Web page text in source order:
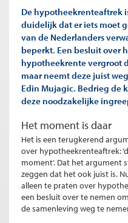
De hypotheekrenteaftrek
duidelijk dat er iets moet
van de Nederlanders
beperkt. Een besluit over
hypotheekrente vergroot
maar neemt deze juist
Edin Mujagic. Bedrieg de
deze noodzakelijke
Het moment is daar
Het is een terugkerend
over hypotheekrenteaftrek:
moment’. Dat het argument
zeggen dat het ook juist is.
alleen te praten over
een besluit over te nemen
de samenleving weg te